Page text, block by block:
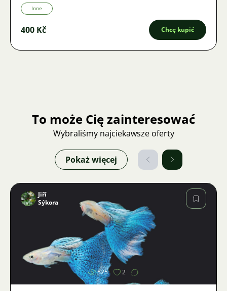
Inne
400 Kč Chcę kupić
To może Cię zainteresować
Wybraliśmy najciekawsze oferty
Pokaż więcej
Zdjęcie
Jiří
Sýkora
525 2